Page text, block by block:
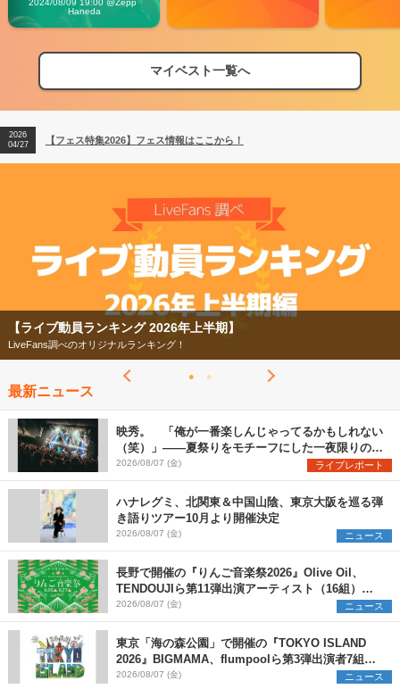
2024/08/09 19:00 @Zepp
Haneda
マイベスト一覧へ
【フェス特集2026】フェス情報はここから！
【ライブ動員ランキング】2026年上半期編発表！
2026
04/27
【フェス特集2026】フェス情報はここから！
2026
動員ランキング 2026年上半期】
べのオリジナルランキング！
最新ニュース
映秀。 「俺が一番楽しんじゃってるかもしれない
（笑）」――夏祭りをモチーフにした一夜限りのス
ペシャルライブ『色祭』レポート
2026/08/07 (金) ライブレポート
ハナレグミ、北関東＆中国山陰、東京大阪を巡る弾
き語りツアー10月より開催決定
2026/08/07 (金) ニュース
長野で開催の『りんご音楽祭2026』Olive Oil、
TENDOUJIら第11弾出演アーティスト（16組）を
発表
2026/08/07 (金) ニュース
東京「海の森公園」で開催の『TOKYO ISLAND
2026』BIGMAMA、flumpoolら第3弾出演者7組を
発表 ワークショップ・アート出展者を募集
2026/08/07 (金) ニュース